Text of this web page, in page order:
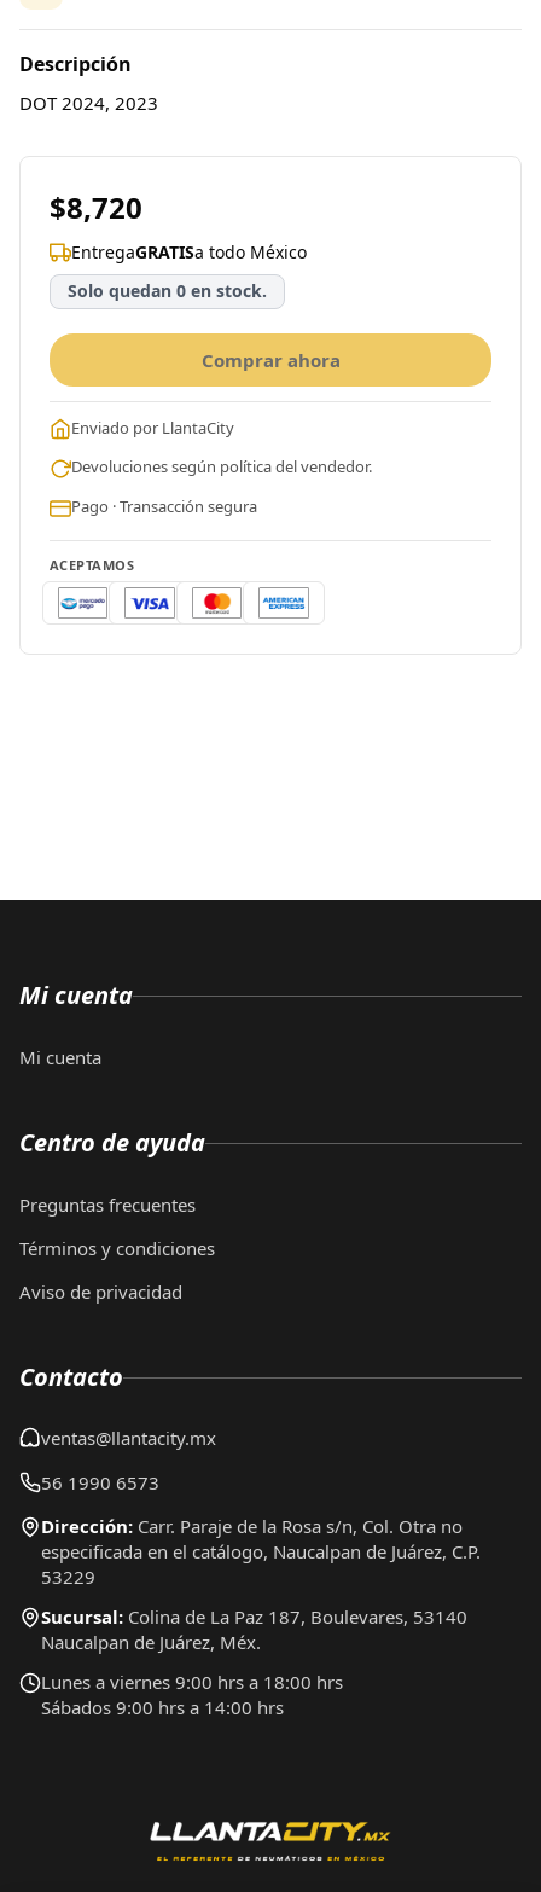
Descripción
DOT 2024, 2023
$8,720
EntregaGRATISa todo México
Solo quedan 0 en stock.
Comprar ahora
Enviado por LlantaCity
Devoluciones según política del vendedor.
Pago · Transacción segura
ACEPTAMOS
Mi cuenta
Mi cuenta
Centro de ayuda
Preguntas frecuentes
Términos y condiciones
Aviso de privacidad
Contacto
ventas@llantacity.mx
56 1990 6573
Dirección: Carr. Paraje de la Rosa s/n, Col. Otra no
especificada en el catálogo, Naucalpan de Juárez, C.P.
53229
Sucursal: Colina de La Paz 187, Boulevares, 53140
Naucalpan de Juárez, Méx.
Lunes a viernes 9:00 hrs a 18:00 hrs
Sábados 9:00 hrs a 14:00 hrs